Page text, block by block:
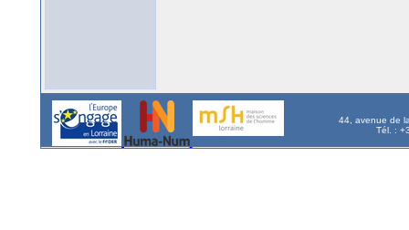
44, avenue de
Tél. :